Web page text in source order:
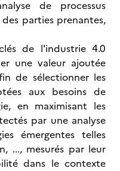
de processus
parties prenantes,
de l'industrie 4.0
une valeur ajoutée
de sélectionner les
aux besoins de
en maximisant les
par une analyse
émergentes telles
..., mesurés par leur
dans le contexte